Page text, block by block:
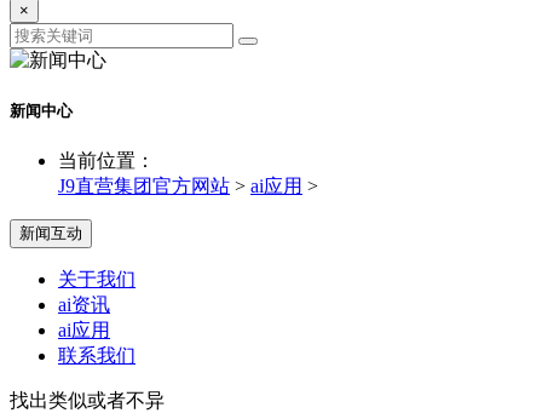
×
新闻中心
当前位置：
J9直营集团官方网站 > ai应用 >
新闻互动
关于我们
ai资讯
ai应用
联系我们
找出类似或者不异